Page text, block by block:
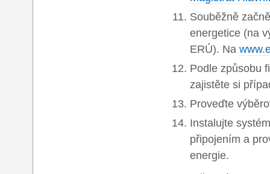
Souběžně
energetice (na
ERÚ). Na
Podle způsobu
zajistěte si
Proveďte
Instalujte
připojením a
energie.